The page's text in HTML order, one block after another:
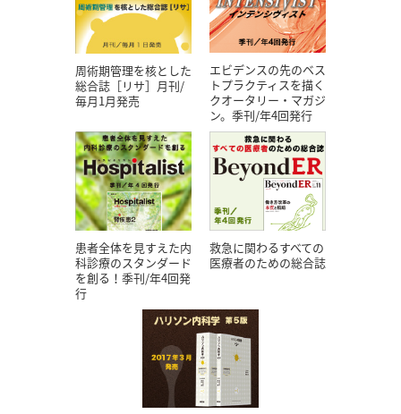
周術期管理を核とした
総合誌［リサ］月刊/
毎月1月発売
エビデンスの先のベス
トプラクティスを描く
クオータリー・マガジ
ン。季刊/年4回発行
患者全体を見すえた内
科診療のスタンダード
を創る！季刊/年4回発
行
救急に関わるすべての
医療者のための総合誌